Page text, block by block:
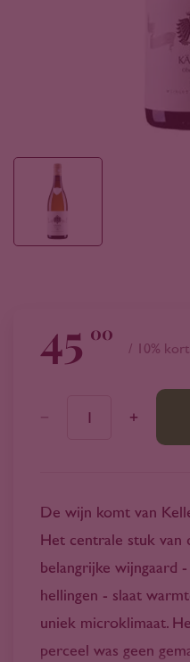
45 00
/ 10%
De wijn komt van
Het centrale stuk van
belangrijke wijngaard
hellingen - slaat
uniek microklimaat.
perceel was geen